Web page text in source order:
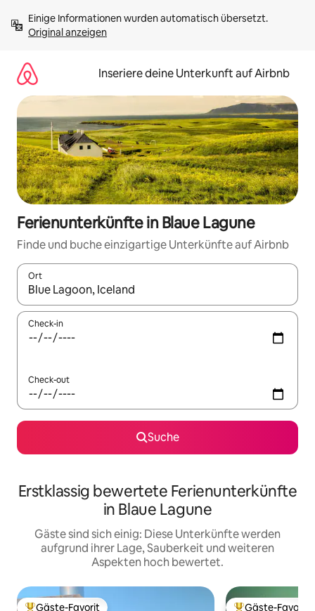
Inhalten
springenOriginal anzeigen
Inseriere deine Unterkunft auf Airbnb
Ferienunterkünfte in Blaue Lagune
Finde und buche einzigartige Unterkünfte auf Airbnb
Ort
Wenn Ergebnisse verfügbar sind, navigiere mit den
Check-in
Check-out
Suche
Erstklassig bewertete Ferienunterkünfte
in Blaue Lagune
Gäste sind sich einig: Diese Unterkünfte werden
aufgrund ihrer Lage, Sauberkeit und weiteren
Aspekten hoch bewertet.
Gäste-Favorit Gäste-Favorit